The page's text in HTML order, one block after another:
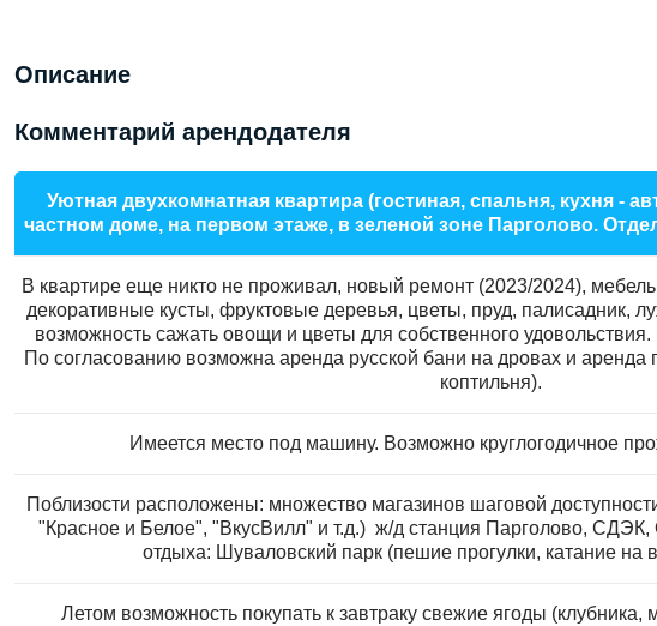
Описание
Комментарий арендодателя
Уютная двухкомнатная квартира (гостиная, спальня, кухня -
частном доме, на первом этаже, в зеленой зоне Парголово.
В квартире еще никто не проживал, новый ремонт (2023/2024), мебель
декоративные кусты, фруктовые деревья, цветы, пруд, палисадник,
возможность сажать овощи и цветы для собственного
По согласованию возможна аренда русской бани на дровах и аренда
коптильня).
Имеется место под машину. Возможно круглогодичное
Поблизости расположены: множество магазинов шаговой
"Красное и Белое", "ВкусВилл" и т.д.) ж/д станция Парголово,
отдыха: Шуваловский парк (пешие прогулки, катание на
Летом возможность покупать к завтраку свежие ягоды (клубника,